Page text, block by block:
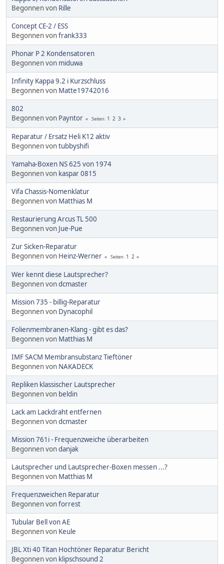
Begonnen von Rille
Concept CE-2 / ESS
Begonnen vonfrank333
Phonar P 2 Kondensatoren
Begonnen von miduwa
Infinity Kappa 9.2 i Kurzschluss
Begonnen von Matte19742016
802
Begonnen von Payntor Seiten 1 2 3
Reparatur / Ersatz Heli K12 aktiv
Begonnen vontubbyshifi
Yamaha-Boxen NS 625 von 1974
Begonnen von kaspar 0815
Vifa Chassis-Nomenklatur
Begonnen von Matthias M
Restaurierung Arcus TL 500
Begonnen von Jue-Pue
Zur Sicken-Reparatur
Begonnen von Heinz-Werner Seiten 1 2
Wer kennt diese Lautsprecher?
Begonnen vondcmaster
Mission 735 - billig-Reparatur
Begonnen von Dynacophil
Folienmembranen-Klang - gibt es das?
Begonnen von Matthias M
IMF SACM Membransubstanz Tieftöner
Begonnen von NAKADECK
Repliken klassischer Lautsprecher
Begonnen von beldin
Lack am Lackdraht entfernen
Begonnen vondcmaster
Mission 761i - Frequenzweiche überarbeiten
Begonnen vondanjak
Lautsprecher und Lautsprecher-Boxen messen ...?
Begonnen von Matthias M
Frequenzweichen Reparatur
Begonnen vonforrest
Tubular Bell von AE
Begonnen von Keule
JBL Xti 40 Titan Hochtöner Reparatur Bericht
Begonnen von klipschsound 2